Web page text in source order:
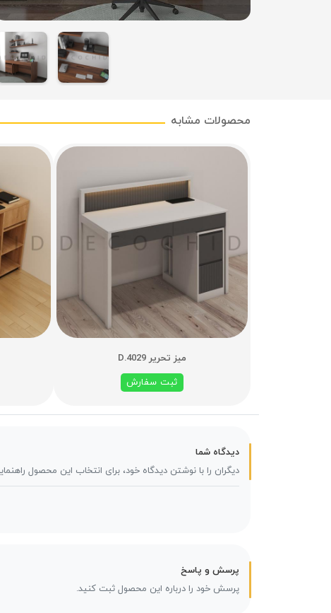
محصولات مشابه
میز تحریر D.4029
ثبت سفارش
دیدگاه شما
دیگران را با نوشتن دیدگاه خود، برای انتخاب این محصول
پرسش و پاسخ
پرسش خود را درباره این محصول ثبت کنید.